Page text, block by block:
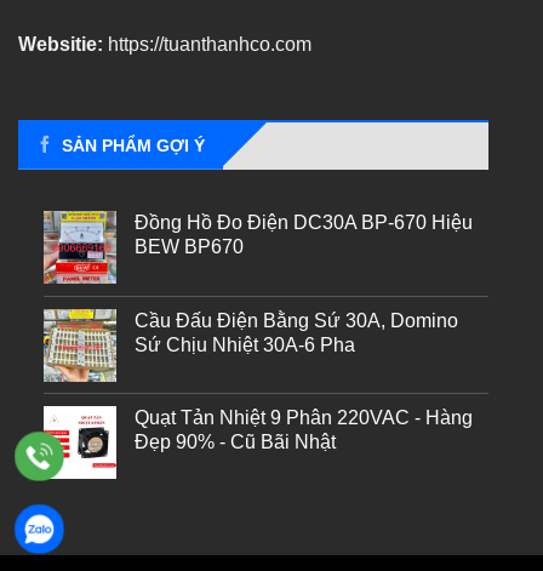
Websitie: https://tuanthanhco.com
SẢN PHẨM GỢI Ý
Đồng Hồ Đo Điện DC30A BP-670 Hiệu
BEW BP670
Cầu Đấu Điện Bằng Sứ 30A, Domino
Sứ Chịu Nhiệt 30A-6 Pha
Quạt Tản Nhiệt 9 Phân 220VAC - Hàng
Đẹp 90% - Cũ Bãi Nhật